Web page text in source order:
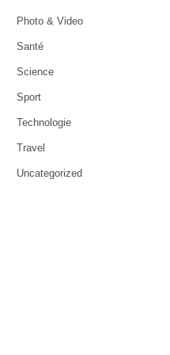
Photo & Video
Santé
Science
Sport
Technologie
Travel
Uncategorized